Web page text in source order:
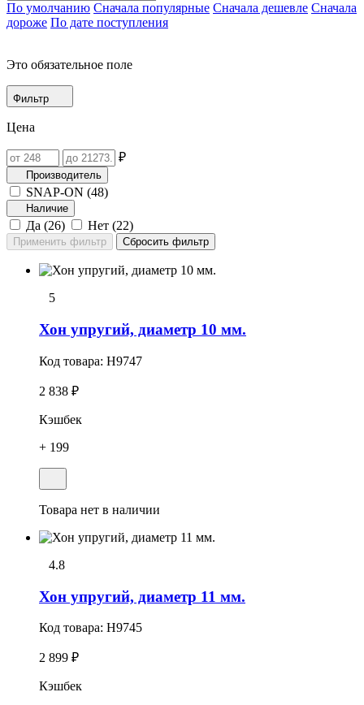
По умолчанию Сначала популярные Сначала дешевле Сначала
дороже По дате поступления
Это обязательное поле
Фильтр
Цена
₽
Производитель
SNAP-ON (48)
Наличие
Да (26) Нет (22)
5
Хон упpугий, диаметр 10 мм.
Код товара: H9747
2 838 ₽
Кэшбек
+ 199
Товара нет в наличии
4.8
Хон упpугий, диаметр 11 мм.
Код товара: H9745
2 899 ₽
Кэшбек